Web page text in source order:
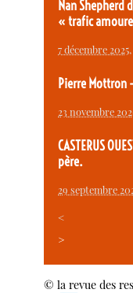
Nan Shepherd
« trafic
7 décembre 2025
Pierre Mottron
23 novembre
CASTERUS
père.
29 septembre
<
>
© la revue des